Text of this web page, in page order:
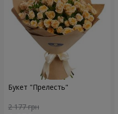
Букет "Прелесть"
2 177 грн